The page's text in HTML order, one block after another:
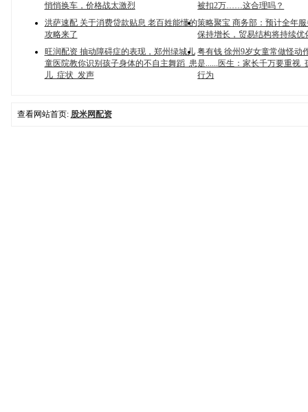
悄悄换车，价格战太激烈
被扣2万……这合理吗？
洪萨速配 关于消费贷款贴息 老百姓能懂的
攻略来了
策略聚宝 商务部：预计全年
保持增长，贸易结构将持续优
旺润配资 抽动障碍症的表现，郑州绿城儿
童医院教你识别孩子身体的不自主舞蹈_患
儿_症状_发声
粤有钱 徐州9岁女童常做怪动
是......医生：家长千万要重视_
行为
查看网站首页: 股米网配资